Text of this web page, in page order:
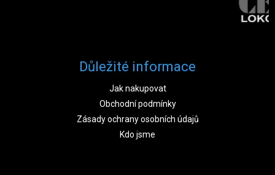
Důležité informace
Jak nakupovat
Obchodní podmínky
Zásady ochrany osobních údajů
Kdo jsme